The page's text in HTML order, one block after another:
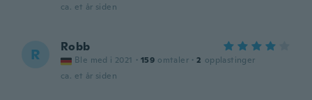
ca. et år siden
R Robb
Ble med i 2021 · 159 omtaler · 2 opplastinger
ca. et år siden